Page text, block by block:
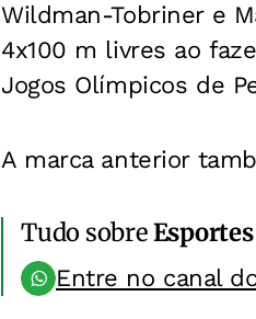
Wildman-Tobriner e
4x100 m livres ao
Jogos Olímpicos de
A marca anterior
Tudo sobreEsportes
Entre no canal